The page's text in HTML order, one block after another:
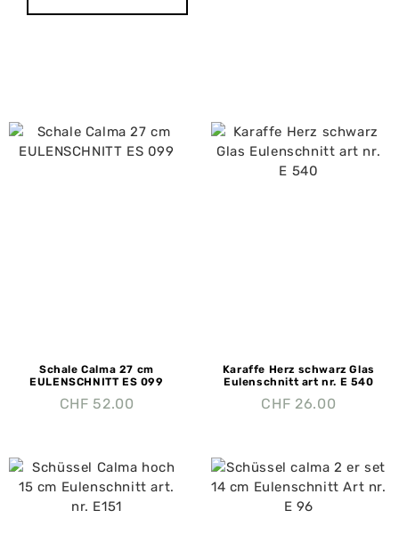
Schale Calma 27 cm
EULENSCHNITT ES 099
CHF 52.00
Karaffe Herz schwarz Glas
Eulenschnitt art nr. E 540
CHF 26.00